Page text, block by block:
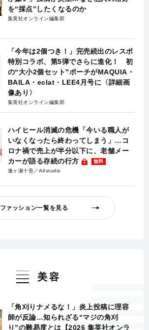
を“採点”したくなるのか
集英社オンライン編集部
「今年は2個つき！」完売続出のレスポ
特別コラボ、第5弾でさらに進化！ 初
の“大小2個セット”ポーチがMAQUIA・
BAILA・eclat・LEE4月号に〈詳細画
像あり〉
集英社オンライン編集部
ハイヒール消滅の危機「今いる職人が
いなくなったら終わってしまう」…コ
ロナ禍で売上が半分以下に、老舗メー
カーが語る存続の行方
無料
逢ヶ瀬十吾／A4studio
ファッション一覧を見る
美容
「角刈りナメるな！」炎上投稿に理容
師が反論…知られざる“マジの角刈
り”の難易度とは【2026 集英社オンラ